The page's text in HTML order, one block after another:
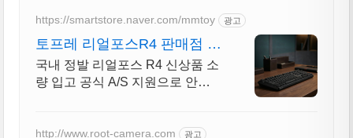
https://smartstore.naver.com/mmtoy 광고
토프레 리얼포스R4 판매점 하
이엔드 키보드 편집샵
국내 정발 리얼포스 R4 신상품 소
량 입고 공식 A/S 지원으로 안심
http://www.root-camera.com 광고